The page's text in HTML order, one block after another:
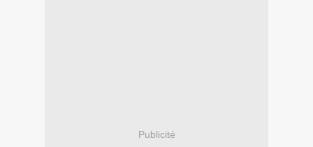
Publicité